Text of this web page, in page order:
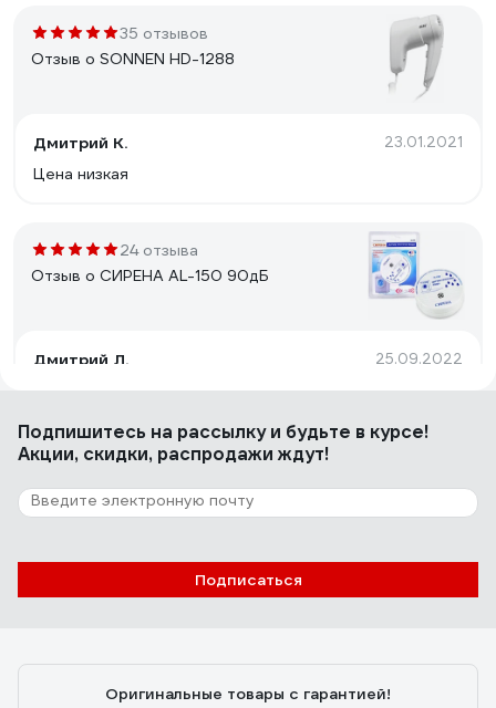
35 отзывов
Отзыв о SONNEN HD-1288
Дмитрий К. 23.01.2021
Цена низкая
24 отзыва
Отзыв о СИРЕНА AL-150 90дБ
Дмитрий Л. 25.09.2022
Мобильность, громкий звук
25 отзывов
Отзыв о Neptun Profi Base 1/2
управления кранами, не снимая привод с крана.
Подпишитесь на рассылкуи будьте в курсе!
Акции, скидки, распродажи ждут!
Подписаться
Оригинальные товары с гарантией!